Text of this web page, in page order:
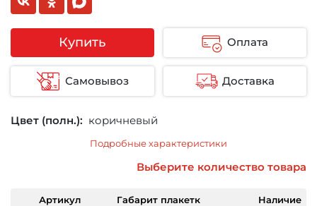
Купить Оплата
Самовывоз Доставка
Цвет (полн.): коричневый
Подробные характеристики
Выберите количество товара
Артикул
Габарит плакетк
Наличие